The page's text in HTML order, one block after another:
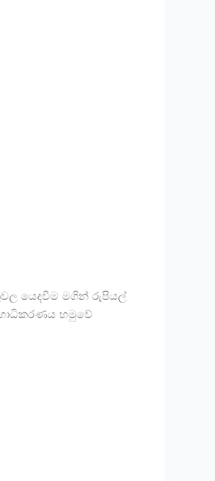
යෙදවීම මගින් රුපියල්
හමුවේ